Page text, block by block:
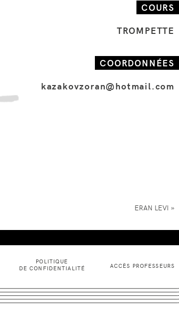
COURS
TROMPETTE
COORDONNÉES
kazakovzoran@hotmail.com
ERAN LEVI »
POLITIQUE
DE CONFIDENTIALITÉ
ACCÈS PROFESSEURS